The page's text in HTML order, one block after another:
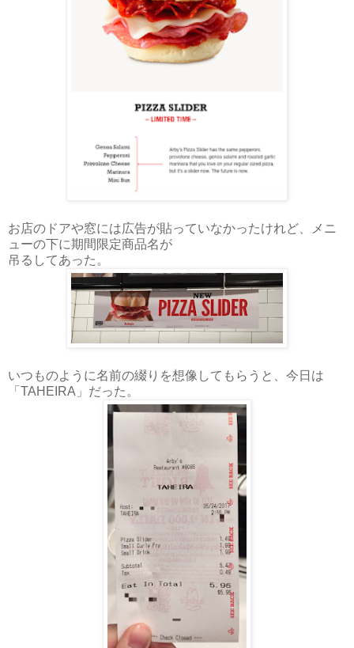
お店のドアや窓には広告が貼っていなかったけれど、メニ
ューの下に期間限定商品名が
吊るしてあった。
いつものように名前の綴りを想像してもらうと、今日は
「TAHEIRA」だった。